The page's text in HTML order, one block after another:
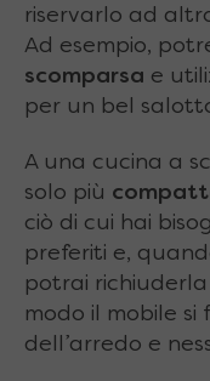
riservarlo ad
Ad esempio,
scomparsa e
per un bel
A una cucina a
solo più
ciò di cui hai
preferiti e,
potrai
modo il mobile si
dell’arredo e